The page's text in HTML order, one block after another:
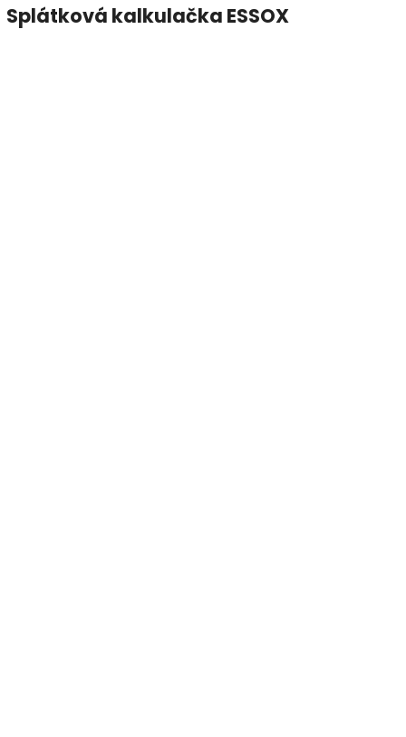
Splátková kalkulačka ESSOX